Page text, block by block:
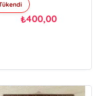
₺400,00